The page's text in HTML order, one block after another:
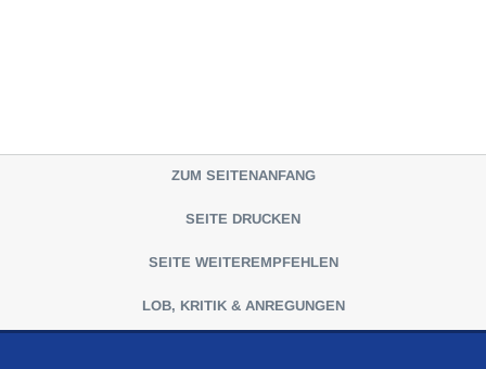
ZUM SEITENANFANG
SEITE DRUCKEN
SEITE WEITEREMPFEHLEN
LOB, KRITIK & ANREGUNGEN